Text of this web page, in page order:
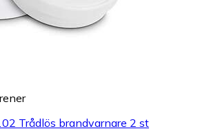
Trådlös brandvarnare 2 st